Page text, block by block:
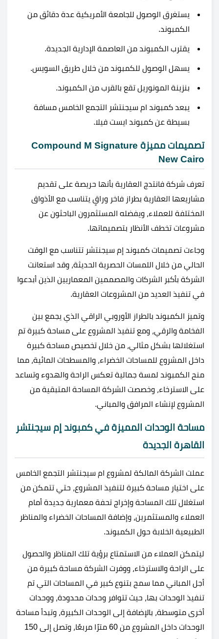
يستغرق الوصول للجامعة الأمريكية عدة دقائق من
الكمبوند.
يقترب الكمبوند من العاصمة الإدارية الجديدة.
يسهل الوصول للكمبوند من خلال طريق السويس.
بنزينة المونوريل تقع بالقرب من الكمبوند.
يبعد كمبوند ام سيجنتشر التجمع الخامس مسافة
بسيطة عن كمبوند ايست فيلا.
تصميمات مميزة Compound M Signature
New Cairo
تعرف شركة فانتدج العقارية بأنها حريصة على تقديم
مشاريعها العقارية بطراز فاخر وراقٍ يتناسب مع الأذواق
المختلفة للعملاء، ويفضله المستثمرون الباحثون عن
مشروعات تخطف الأنظار بتصميماتها.
وجاءت تصميمات كمبوند إم سيجنتشر تتناسب مع الوقت
الحالي من خلال اللمسات الحصرية الحديثة، وقد استعانت
الشركة بأكبر الشركات والمصممين المعماريين الذين أبدعوا
في تنفيذ العديد من المشروعات العقارية.
وتميز الكمبوند بالطراز الأوروبي الراقي الذي يجمع بين
الفخامة والرقي، ومع تنفيذ المشروع على مساحة كبيرة تم
استغلالها بشكل مثالي، من خلال تخصيص مساحة كبيرة
داخل المشروع للمساحات الخضراء، والمسطحات المائية، مما
منح الكمبوند لمسة جمالية تعكس الراحة والهدوء وتساعد
على الاسترخاء، وخصصت الشركة المساحة المتبقية من
المشروع لإنشاء المرافق والمباني.
مساحة الوحدات المميزة في كمبوند إم سيجنتشر
القاهرة الجديدة
عملت الشركة المالكة لمشروع ام سيجنتشر التجمع الخامس
على اختيار مساحة كبيرة لتنفيذ المشروع، حتي تتمكن من
استغلال تلك المساحة وإخراج تحفة معمارية جديدة أمام
العملاء والمستثمرين، وإضافة المساحات الخضراء والمناظر
الطبيعية الخلابة حول الكمبوند.
ليتمكن العملاء من الاستمتاع برؤية تلك المناظر والحصول
على الراحة والاسترخاء، ووفرت الشركة مساحة كبيرة من
أجل المباني مما سمح بتنوع كبير في المساحات التي تم
تنفيذ الوحدات بها، حيث تتوافر وحدات محدودة، ووحدات
أخرى متوسطة، بالإضافة إلى الوحدات الكبيرة، وتبدأ مساحة
الوحدات داخل المشروع من 60 مترًا مربعًا، وتصل إلى 150